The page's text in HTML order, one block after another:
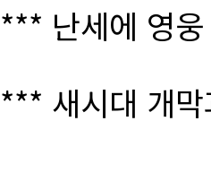
*** 난세에 영
*** 새시대 개